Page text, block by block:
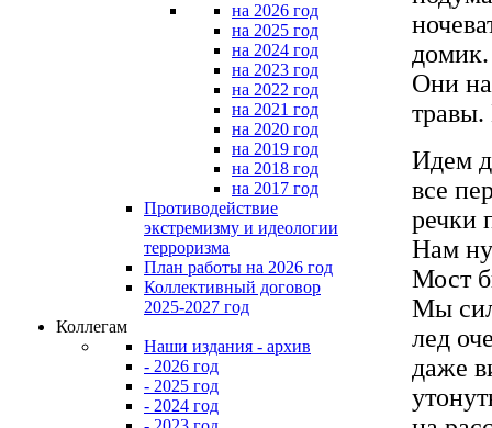
на 2026 год
на 2025 год
на 2024 год
на 2023 год
на 2022 год
на 2021 год
на 2020 год
на 2019 год
на 2018 год
на 2017 год
Противодействие
экстремизму и идеологии
терроризма
План работы на 2026 год
Коллективный договор
2025-2027 год
Коллегам
Наши издания - архив
- 2026 год
- 2025 год
- 2024 год
Они
травы.
Идем
все
речки
Нам
Мост
Мы
лед
даже